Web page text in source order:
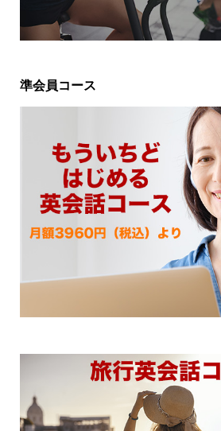
準会員コース